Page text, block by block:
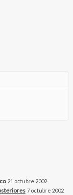
21 octubre 2002
7 octubre 2002